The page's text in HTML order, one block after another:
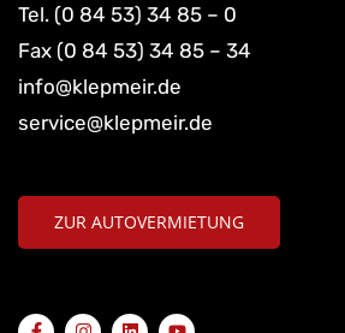
Tel. (0 84 53) 34 85 – 0
Fax (0 84 53) 34 85 – 34
info@klepmeir.de
service@klepmeir.de
ZUR AUTOVERMIETUNG